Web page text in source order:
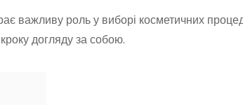
важливу роль у виборі косметичних
догляду за собою.